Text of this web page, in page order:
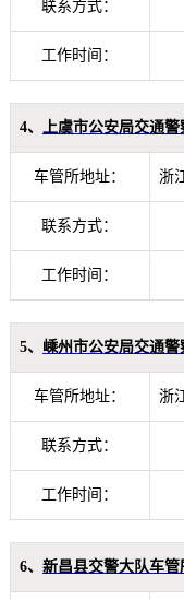
联系方式：
工作时间：
4、 上虞市公安局交通
车管所地址： 浙
联系方式：
工作时间：
5、 嵊州市公安局交通
车管所地址： 浙
联系方式：
工作时间：
6、 新昌县交警大队车管